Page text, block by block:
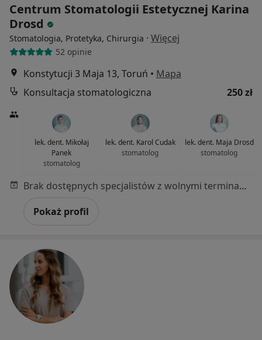
Centrum Stomatologii Estetycznej Karina
Drosd
Stomatologia, Protetyka, Chirurgia · Więcej
52 opinie
Konstytucji 3 Maja 13, Toruń • Mapa
Konsultacja stomatologiczna
250 zł
lek. dent. Mikołaj
Panek
stomatolog
lek. dent. Karol Cudak
stomatolog
lek. dent. Maja Drosd
stomatolog
Brak dostępnych specjalistów z wolnymi terminami w tym centrum medycznym.
Pokaż profil